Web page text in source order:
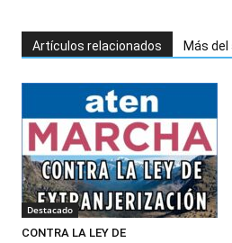
Artículos relacionados Más
Destacado
CONTRA LA LEY DE